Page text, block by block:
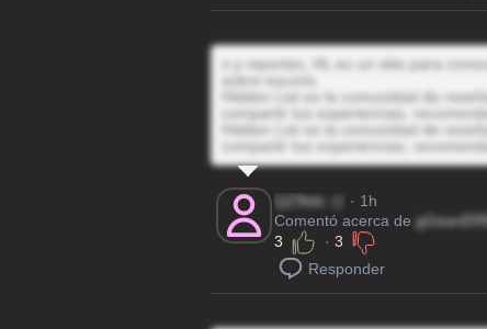
s y reportes, HL es un sitio para
sobre escorts
Hidden List es la comunidad de
compartir tus experiencias,
Hidden List es la comunidad de
compartir tus experiencias,
QZ9tdc
· 1h
Comentó acerca de
3
· 3
Responder